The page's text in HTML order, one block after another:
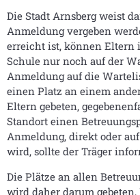
Die Stadt Arnsberg weist
Anmeldung vergeben
erreicht ist, können
Schule nur noch auf der
Anmeldung auf die
einen Platz an einem
Eltern gebeten,
Standort einen
Anmeldung, direkt oder
wird, sollte der Träger
Die Plätze an allen
wird daher darum